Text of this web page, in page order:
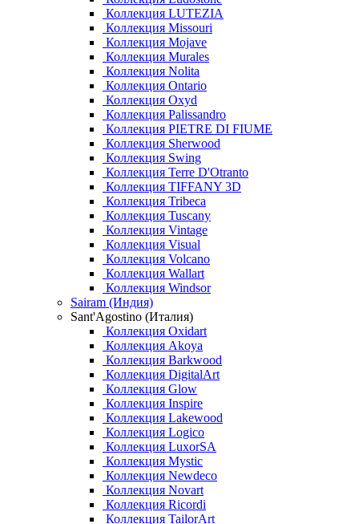
Коллекция LUTEZIA
Коллекция Missouri
Коллекция Mojave
Коллекция Murales
Коллекция Nolita
Коллекция Ontario
Коллекция Oxyd
Коллекция Palissandro
Коллекция PIETRE DI FIUME
Коллекция Sherwood
Коллекция Swing
Коллекция Terre D'Otranto
Коллекция TIFFANY 3D
Коллекция Tribeca
Коллекция Tuscany
Коллекция Vintage
Коллекция Visual
Коллекция Volcano
Коллекция Wallart
Коллекция Windsor
Sairam (Индия)
Sant'Agostino (Италия)
Коллекция Oxidart
Коллекция Akoya
Коллекция Barkwood
Коллекция DigitalArt
Коллекция Glow
Коллекция Inspire
Коллекция Lakewood
Коллекция Logico
Коллекция LuxorSA
Коллекция Mystic
Коллекция Newdeco
Коллекция Novart
Коллекция Ricordi
Коллекция TailorArt